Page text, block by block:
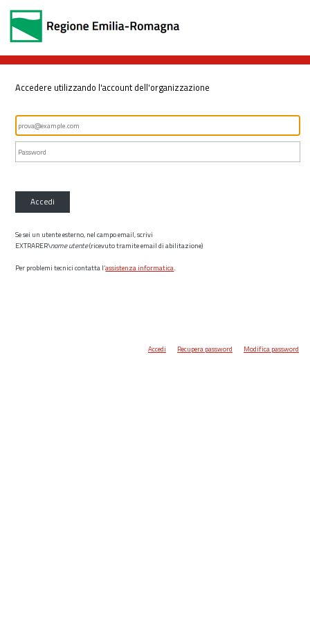
Accedere utilizzando l'account dell'organizzazione
Accedi
Se sei un utente esterno, nel campo email, scrivi
EXTRARER\nome utente(ricevuto tramite email di abilitazione)
Per problemi tecnici contatta l’assistenza informatica.
Accedi Recupera password Modifica password